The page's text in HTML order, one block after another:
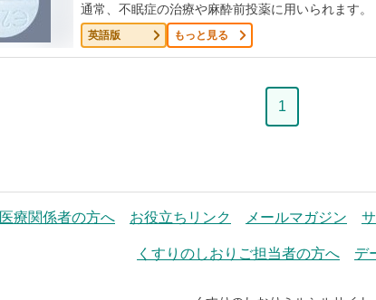
通常、不眠症の治療や麻酔前投薬に用いられます。
英語版 もっと見る
ペ
1
医療関係者の方へ お役立ちリンク メールマガジン
くすりのしおりご担当者の方へ デ